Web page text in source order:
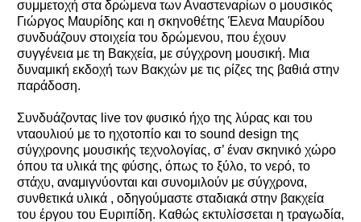
συμμετοχή στα δρώμενα των Αναστεναρίων ο μουσικός
Γιώργος Μαυρίδης και η σκηνοθέτης Έλενα Μαυρίδου
συνδυάζουν στοιχεία του δρώμενου, που έχουν
συγγένεια με τη Βακχεία, με σύγχρονη μουσική. Μια
δυναμική εκδοχή των Βακχών με τις ρίζες της βαθιά στην
παράδοση.
Συνδυάζοντας live τον φυσικό ήχο της λύρας και του
νταουλιού με το ηχοτοπίο και το sound design της
σύγχρονης μουσικής τεχνολογίας, σ’ έναν σκηνικό χώρο
όπου τα υλικά της φύσης, όπως το ξύλο, το νερό, το
στάχυ, αναμιγνύονται και συνομιλούν με σύγχρονα,
συνθετικά υλικά , οδηγούμαστε σταδιακά στην βακχεία
του έργου του Ευριπίδη. Καθώς εκτυλίσσεται η τραγωδία,